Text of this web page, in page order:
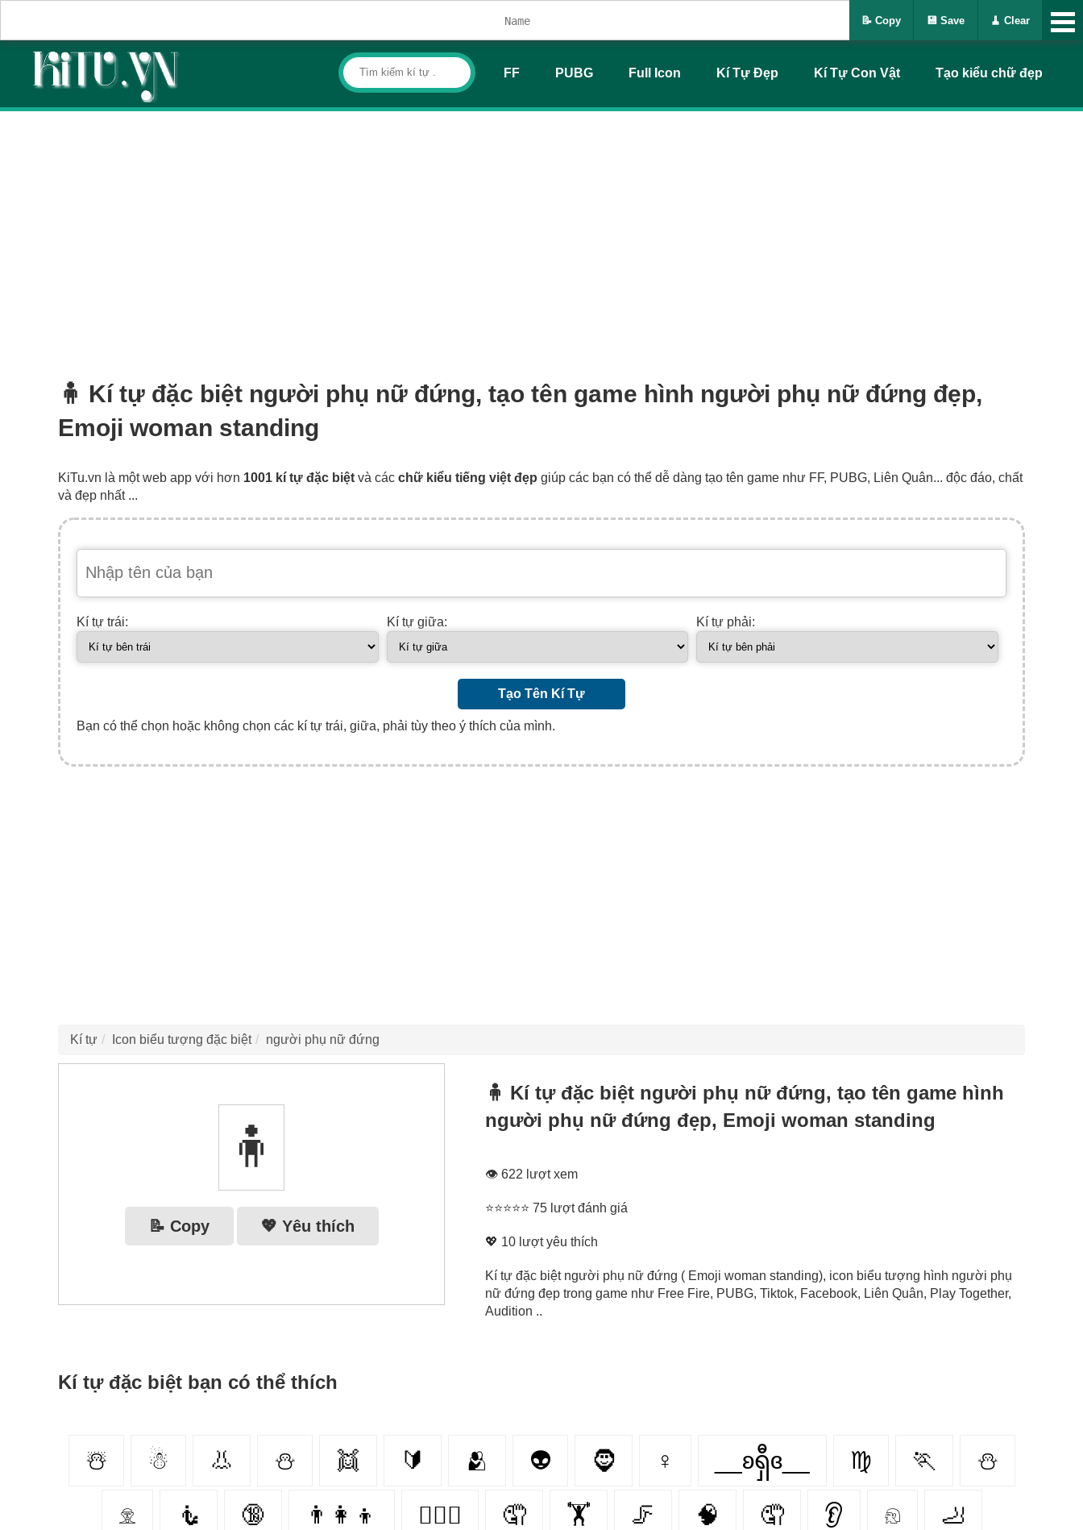
FF PUBG Full Icon Kí Tự Đẹp Kí Tự Con Vật Tạo kiểu chữ đẹp
🧍‍ Kí tự đặc biệt người phụ nữ đứng, tạo tên game hình người phụ nữ đứng đẹp,
Emoji woman standing
KiTu.vn là một web app với hơn 1001 kí tự đặc biệt và các chữ kiểu tiếng việt đẹp giúp các bạn có thể dễ dàng tạo tên game như FF, PUBG, Liên Quân... độc đáo, chất
và đẹp nhất ...
Kí tự trái: Kí tự giữa: Kí tự phải:
Tạo Tên Kí Tự
Bạn có thể chọn hoặc không chọn các kí tự trái, giữa, phải tùy theo ý thích của mình.
Kí tự Icon biểu tượng đặc biệt người phụ nữ đứng
🧍‍
📝 Copy 💖 Yêu thích
🧍‍ Kí tự đặc biệt người phụ nữ đứng, tạo tên game hình
người phụ nữ đứng đẹp, Emoji woman standing
👁 622 lượt xem
⭐⭐⭐⭐⭐ 75 lượt đánh giá
💖 10 lượt yêu thích
Kí tự đặc biệt người phụ nữ đứng ( Emoji woman standing), icon biểu tượng hình người phụ
nữ đứng đẹp trong game như Free Fire, PUBG, Tiktok, Facebook, Liên Quân, Play Together,
Audition ..
Kí tự đặc biệt bạn có thể thích
☃️ ☃ 👃 ⛄️ 👯‍ 🔰 🫂 👽 🧔 ♀ __ʚရှီɞ__ ♍ 🏃 ⛄
𓁷 🧜 🔞 👨‍👩‍👦 👩‍❤️‍👨 🤦‍ 🏋️‍ 🦵 🧠 🤦 👂 𓁶 🦶
📝 Copy 💾 Save 🧹 Clear